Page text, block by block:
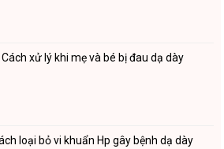
Cách xử lý khi mẹ và bé bị đau dạ dày
loại bỏ vi khuẩn Hp gây bệnh dạ dày